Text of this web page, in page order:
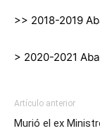
>> 2018-2019
> 2020-2021
Artículo anterior
Murió el ex